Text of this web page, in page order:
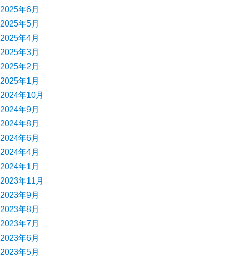
2025年6月
2025年5月
2025年4月
2025年3月
2025年2月
2025年1月
2024年10月
2024年9月
2024年8月
2024年6月
2024年4月
2024年1月
2023年11月
2023年9月
2023年8月
2023年7月
2023年6月
2023年5月